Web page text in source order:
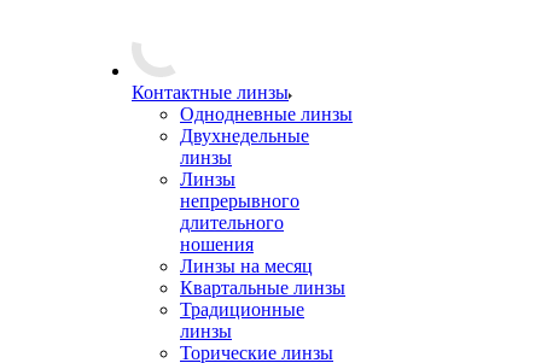
Контактные линзы
Однодневные линзы
Двухнедельные
линзы
Линзы
непрерывного
длительного
ношения
Линзы на месяц
Квартальные линзы
Традиционные
линзы
Торические линзы